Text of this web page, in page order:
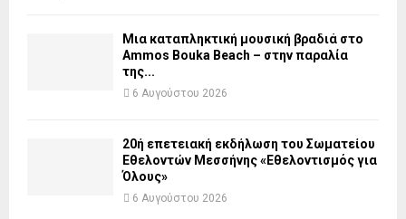
Μια καταπληκτική μουσική βραδιά στο
Ammos Bouka Beach – στην παραλία
της...
6 Αυγούστου 2026
20ή επετειακή εκδήλωση του Σωματείου
Εθελοντών Μεσσήνης «Εθελοντισμός για
Όλους»
6 Αυγούστου 2026